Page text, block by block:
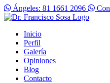
Ángeles: 81 1661 2096
Inicio
Perfil
Galería
Opiniones
Blog
Contacto